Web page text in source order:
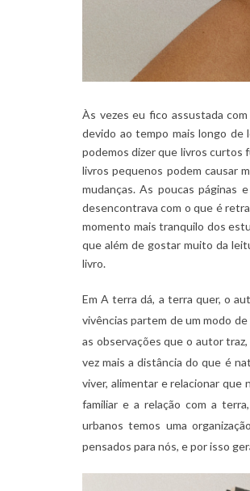
Às vezes eu fico assustada
devido ao tempo mais longo de
podemos dizer que livros curtos
livros pequenos podem causar
mudanças. As poucas páginas
desencontrava com o que é
momento mais tranquilo dos
que além de gostar muito da
livro.
Em A terra dá, a terra quer, o
vivências partem de um modo
as observações que o autor
vez mais a distância do que é
viver, alimentar e relacionar que
familiar e a relação com a
urbanos temos uma
pensados para nós, e por isso